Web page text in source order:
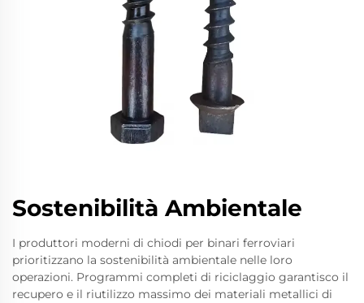
Sostenibilità Ambientale
I produttori moderni di chiodi per binari ferroviari
prioritizzano la sostenibilità ambientale nelle loro
operazioni. Programmi completi di riciclaggio garantisco il
recupero e il riutilizzo massimo dei materiali metallici di